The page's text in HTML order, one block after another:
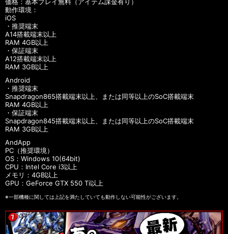
価格：基本プレイ無料（アイテム課金有り）
動作環境：
iOS
・推奨端末
A14搭載端末以上
RAM 4GB以上
・保証端末
A12搭載端末以上
RAM 3GB以上
Android
・推奨端末
Snapdragon865搭載端末以上、または同等以上のSoC搭載端末
RAM 4GB以上
・保証端末
Snapdragon845搭載端末以上、または同等以上のSoC搭載端末
RAM 3GB以上
AndApp
PC（推奨環境）
OS：Windows 10(64bit)
CPU：Intel Core i3以上
メモリ：4GB以上
GPU：GeForce GTX 550 Ti以上
※一部機種に関しては上記を満たしていても動作しない可能性がございます。